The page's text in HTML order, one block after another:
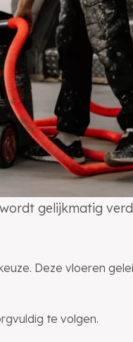
gelijkmatig
Deze vloeren
te volgen.